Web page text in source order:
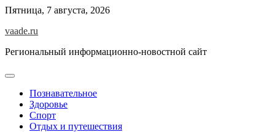
Skip
content
Пятница, 7 августа, 2026
vaade.ru
Региональный информационно-новостной сайт
Познавательное
Здоровье
Спорт
Отдых и путешествия